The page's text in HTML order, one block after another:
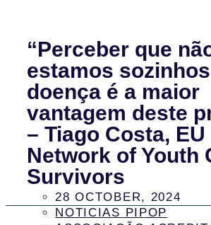
“Perceber que
estamos
doença é a maior
vantagem deste
– Tiago Costa, EU
Network of Youth
Survivors
28 OCTOBER, 2024
NOTICIAS PIPOP